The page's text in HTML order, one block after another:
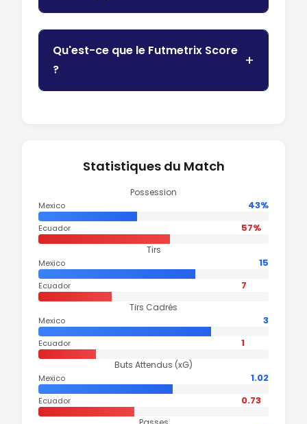
Qu'est-ce que le Futmetrix Score
?
Statistiques du Match
Possession
Mexico 43%
Ecuador 57%
Tirs
Mexico 15
Ecuador 7
Tirs Cadrés
Mexico 3
Ecuador 1
Buts Attendus (xG)
Mexico 1.02
Ecuador 0.73